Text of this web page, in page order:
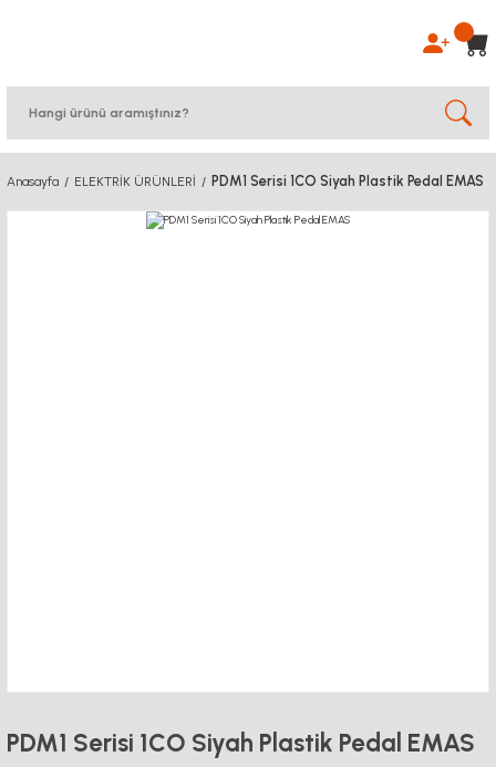
Anasayfa ELEKTRİK ÜRÜNLERİ PDM1 Serisi 1CO Siyah Plastik Pedal EMAS
PDM1 Serisi 1CO Siyah Plastik Pedal EMAS